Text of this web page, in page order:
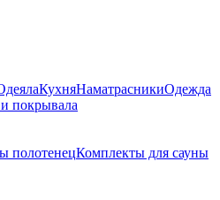
КухняНаматрасникиОдежда
покрывала
полотенецКомплекты для сауны